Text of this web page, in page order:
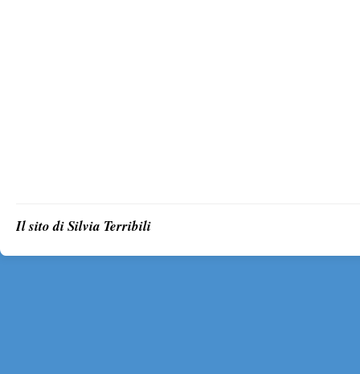
Il sito di Silvia Terribili